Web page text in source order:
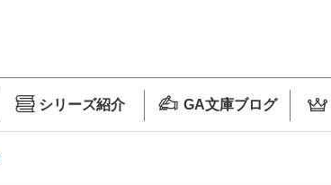
シリーズ紹介 GA文庫ブログ